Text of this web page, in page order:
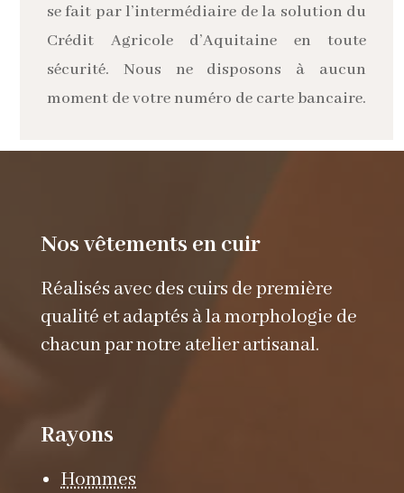
se fait par l’intermédiaire de la solution du
Crédit Agricole d’Aquitaine en toute
sécurité. Nous ne disposons à aucun
moment de votre numéro de carte bancaire.
Nos vêtements en cuir
Réalisés avec des cuirs de première
qualité et adaptés à la morphologie de
chacun par notre atelier artisanal.
Rayons
Hommes